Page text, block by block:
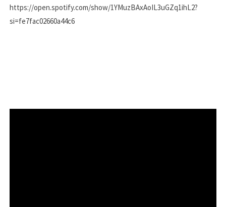
https://open.spotify.com/show/1YMuzBAxAoIL3uGZq1ihL2?
si=fe7fac02660a44c6